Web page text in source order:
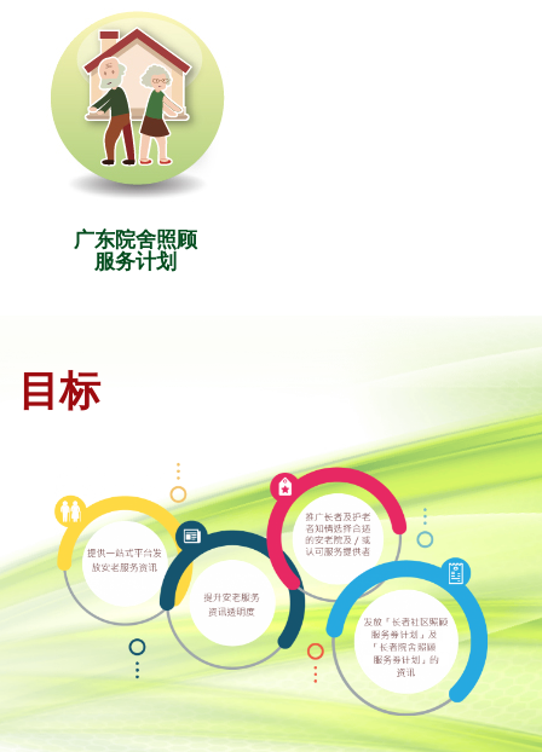
广东院舍照顾
服务计划
目标